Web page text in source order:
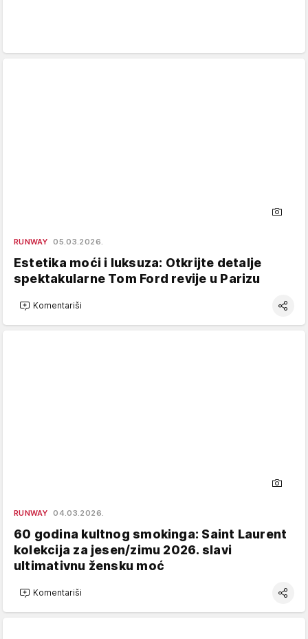
RUNWAY 05.03.2026.
Estetika moći i luksuza: Otkrijte detalje
spektakularne Tom Ford revije u Parizu
Komentariši
RUNWAY 04.03.2026.
60 godina kultnog smokinga: Saint Laurent
kolekcija za jesen/zimu 2026. slavi
ultimativnu žensku moć
Komentariši